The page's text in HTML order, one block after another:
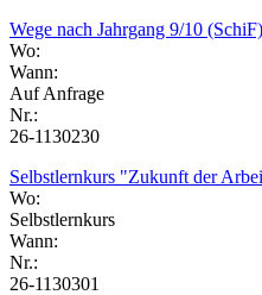
Wege nach Jahrgang 9/10 (SchiF)
Wo:
Wann:
Auf Anfrage
Nr.:
26-1130230
Selbstlernkurs "Zukunft der
Wo:
Selbstlernkurs
Wann:
Nr.:
26-1130301